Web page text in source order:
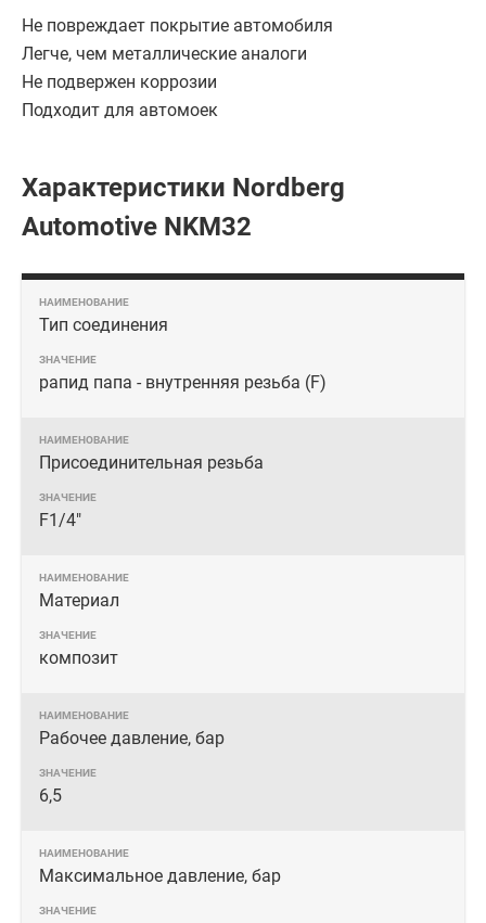
Не повреждает покрытие автомобиля
Легче, чем металлические аналоги
Не подвержен коррозии
Подходит для автомоек
Характеристики Nordberg
Automotive NKM32
Тип соединения
рапид папа - внутренняя резьба (F)
Присоединительная резьба
F1/4"
Материал
композит
Рабочее давление, бар
6,5
Максимальное давление, бар